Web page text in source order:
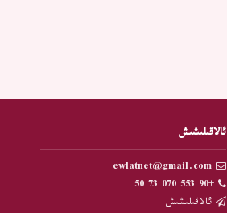
ئالاقىلىشىش
ewlatnet@gmail.com
+90 553 070 73 50
ئالاقىلىشىش